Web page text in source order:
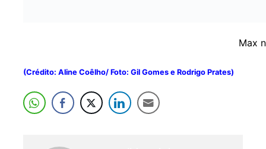
Max
(Crédito: Aline Coêlho/ Foto: Gil Gomes e Rodrigo Prates)